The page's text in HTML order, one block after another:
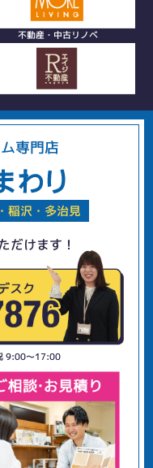
不動産・中古リノベ
専門店
稲沢・多治見
だけます！
9:00〜17:00